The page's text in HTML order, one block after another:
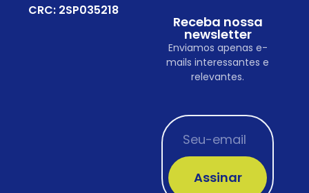
CRC: 2SP035218
Receba nossa
newsletter
Enviamos apenas e-
mails interessantes e
relevantes.
Assinar